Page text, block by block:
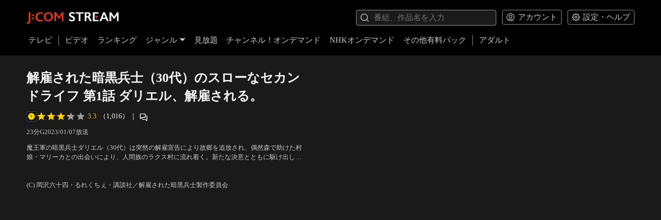
アカウント 設定・ヘルプ
テレビ ビデオ ランキング ジャンル 見放題 チャンネル！オンデマンド NHKオンデマンド その他有料パック アダルト
解雇された暗黒兵士（30代）のスローなセカン
ドライフ 第1話 ダリエル、解雇される。
3.3 （1,016） ｜
23分G2023/01/07放送
魔王軍の暗黒兵士ダリエル（30代）は突然の解雇宣告により故郷を追放され、偶然森で助けた村
娘・マリーカとの出会いにより、人間族のラクス村に流れ着く。新たな決意とともに駆け出し冒
(C) 岡沢六十四・るれくちぇ・講談社／解雇された暗黒兵士製作委員会